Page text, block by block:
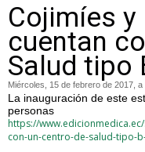
Cojimíes y
cuentan
Salud tipo
Miércoles, 15 de febrero de 2017,
La inauguración de este
personas
https://
con-un-centro-de-salud-tipo-